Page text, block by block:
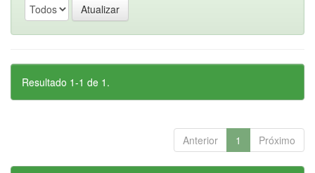
Resultado 1-1 de 1.
Anterior 1 Próximo